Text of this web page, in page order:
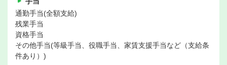
通勤手当(全額支給)
残業手当
資格手当
その他手当(等級手当、役職手当、家賃支援手当など（支給条
件あり）)